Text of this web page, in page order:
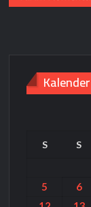
Kalender
S S
5
6